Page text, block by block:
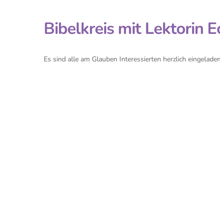
Bibelkreis mit Lektorin
Es sind alle am Glauben Interessierten herzlich